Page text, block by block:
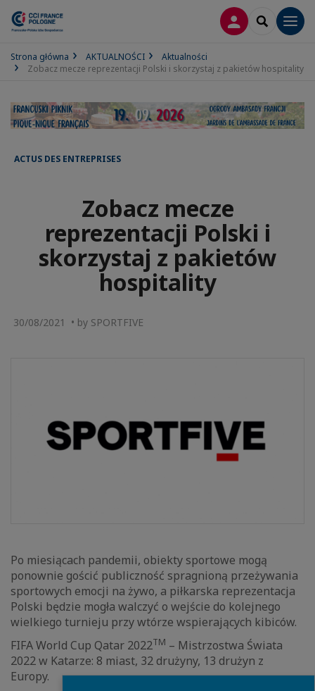
LOGOWANIE
SEARCH
Strona główna AKTUALNOŚCI
Aktualności
Zobacz mecze reprezentacji Polski i skorzystaj z pakietów hospitality
ACTUS DES ENTREPRISES
Zobacz mecze
reprezentacji Polski i
skorzystaj z pakietów
hospitality
30/08/2021 • by SPORTFIVE
Po miesiącach pandemii, obiekty sportowe mogą
ponownie gościć publiczność spragnioną przeżywania
sportowych emocji na żywo, a piłkarska reprezentacja
Polski będzie mogła walczyć o wejście do kolejnego
wielkiego turnieju przy wtórze wspierających kibiców.
FIFA World Cup Qatar 2022TM – Mistrzostwa Świata
2022 w Katarze: 8 miast, 32 drużyny, 13 drużyn z
Europy.